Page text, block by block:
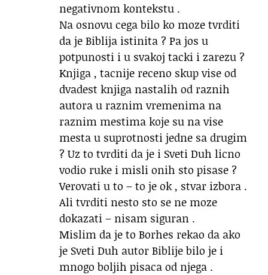
negativnom kontekstu .
Na osnovu cega bilo ko moze tvrditi
da je Biblija istinita ? Pa jos u
potpunosti i u svakoj tacki i zarezu ?
Knjiga , tacnije receno skup vise od
dvadest knjiga nastalih od raznih
autora u raznim vremenima na
raznim mestima koje su na vise
mesta u suprotnosti jedne sa drugim
? Uz to tvrditi da je i Sveti Duh licno
vodio ruke i misli onih sto pisase ?
Verovati u to – to je ok , stvar izbora .
Ali tvrditi nesto sto se ne moze
dokazati – nisam siguran .
Mislim da je to Borhes rekao da ako
je Sveti Duh autor Biblije bilo je i
mnogo boljih pisaca od njega .